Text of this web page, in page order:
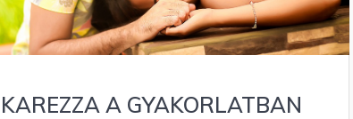
KAREZZA A GYAKORLATBAN